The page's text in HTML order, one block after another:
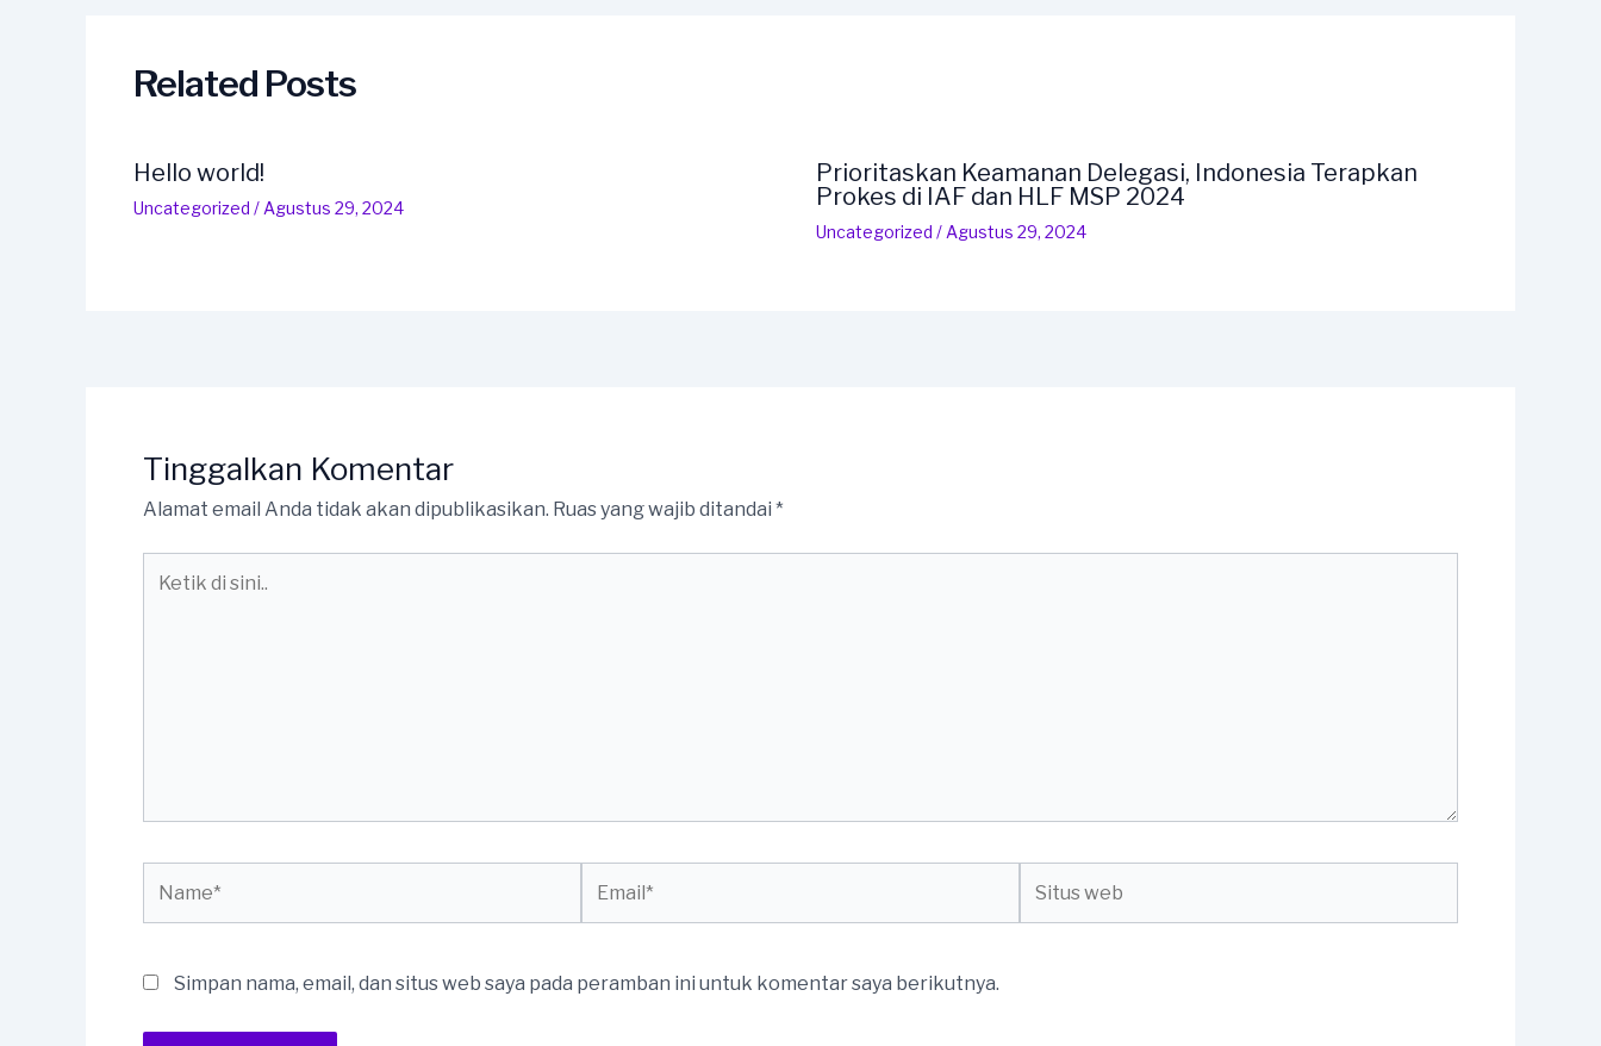
Related Posts
Hello world!
Uncategorized / Agustus 29, 2024
Prioritaskan Keamanan Delegasi, Indonesia Terapkan
Prokes di IAF dan HLF MSP 2024
Uncategorized / Agustus 29, 2024
Tinggalkan Komentar
Alamat email Anda tidak akan dipublikasikan. Ruas yang wajib ditandai *
web
Simpan nama, email, dan situs web saya pada peramban ini untuk komentar saya berikutnya.